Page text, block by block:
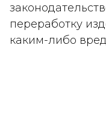
переработку
каким-либо